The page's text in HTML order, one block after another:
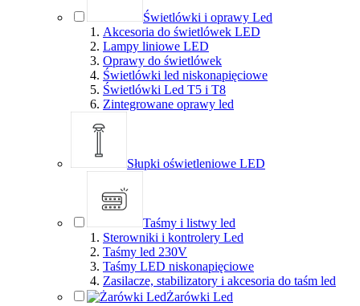
Świetlówki i oprawy Led
Akcesoria do świetlówek LED
Lampy liniowe LED
Oprawy do świetlówek
Świetlówki led niskonapięciowe
Świetlówki Led T5 i T8
Zintegrowane oprawy led
Słupki oświetleniowe LED
Taśmy i listwy led
Sterowniki i kontrolery Led
Taśmy led 230V
Taśmy LED niskonapięciowe
Zasilacze, stabilizatory i akcesoria do taśm led
Żarówki Led